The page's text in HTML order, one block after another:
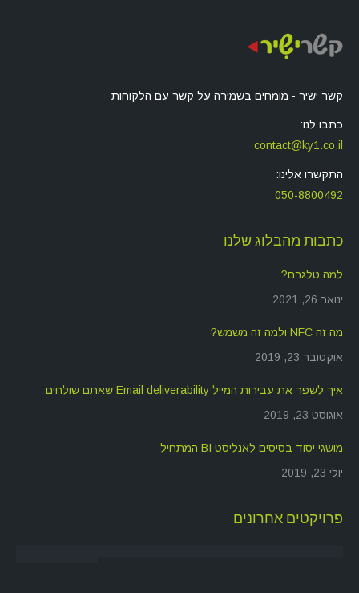
קשר ישיר - מומחים בשמירה על קשר עם הלקוחות
כתבו לנו:
contact@ky1.co.il
התקשרו אלינו:
050-8800492
כתבות מהבלוג שלנו
למה טלגרם?
ינואר 26, 2021
מה זה NFC ולמה זה משמש?
אוקטובר 23, 2019
איך לשפר את עבירות המייל Email deliverability שאתם שולחים
אוגוסט 23, 2019
מושגי יסוד בסיסים לאנליסט BI המתחיל
יולי 23, 2019
פרויקטים אחרונים